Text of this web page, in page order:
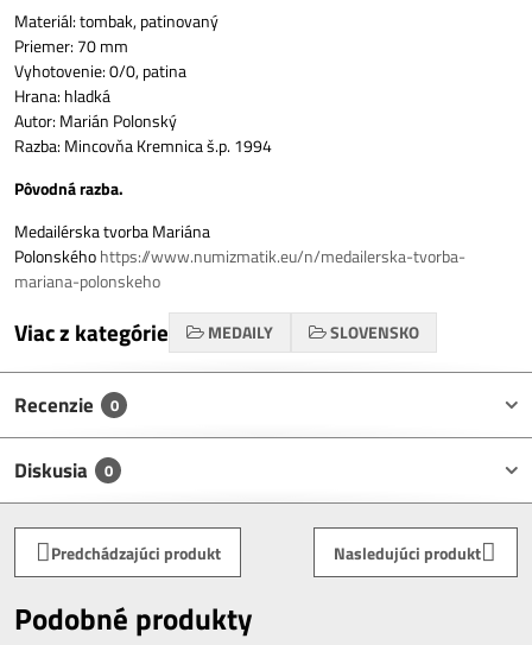
Materiál: tombak, patinovaný
Priemer: 70 mm
Vyhotovenie: 0/0, patina
Hrana: hladká
Autor: Marián Polonský
Razba: Mincovňa Kremnica š.p. 1994
Pôvodná razba.
Medailérska tvorba Mariána
Polonskéhohttps://www.numizmatik.eu/n/medailerska-tvorba-
mariana-polonskeho
Viac z kategórie MEDAILY SLOVENSKO
Recenzie 0
Diskusia 0
Predchádzajúci produkt Nasledujúci produkt
Podobné produkty